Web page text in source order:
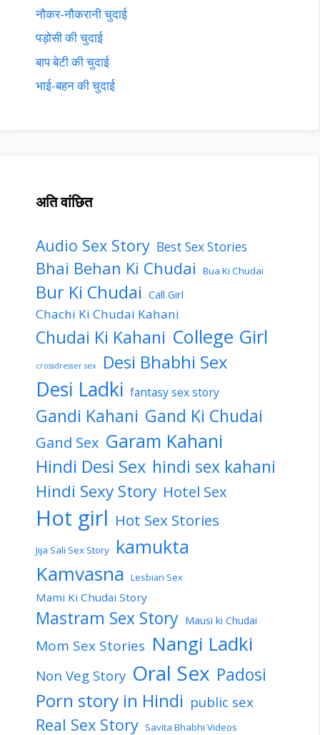
नौकर-नौकरानी चुदाई
पड़ोसी की चुदाई
बाप बेटी की चुदाई
भाई-बहन की चुदाई
अति वांछित
Audio Sex Story Best Sex Stories
Bhai Behan Ki Chudai Bua Ki Chudai
Bur Ki Chudai Call Girl
Chachi Ki Chudai Kahani
Chudai Ki Kahani College Girl
crossdresser sex Desi Bhabhi Sex
Desi Ladki fantasy sex story
Gandi Kahani Gand Ki Chudai
Gand Sex Garam Kahani
Hindi Desi Sex hindi sex kahani
Hindi Sexy Story Hotel Sex
Hot girl Hot Sex Stories
Jija Sali Sex Story kamukta
Kamvasna Lesbian Sex
Mami Ki Chudai Story
Mastram Sex Story Mausi ki Chudai
Mom Sex Stories Nangi Ladki
Non Veg Story Oral Sex Padosi
Porn story in Hindi public sex
Real Sex Story Savita Bhabhi Videos